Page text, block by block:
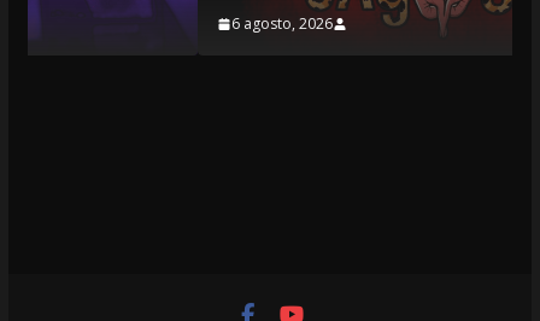
6 agosto, 2026